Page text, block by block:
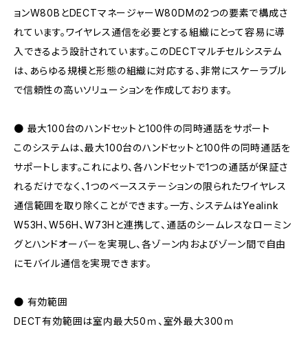
ョンW80BとDECTマネージャーW80DMの2つの要素で構成さ
れています。ワイヤレス通信を必要とする組織にとって容易に導
入できるよう設計されています。このDECTマルチセルシステム
は、あらゆる規模と形態の組織に対応する、非常にスケーラブル
で信頼性の高いソリューションを作成しております。
● 最大100台のハンドセットと100件の同時通話をサポート
このシステムは、最大100台のハンドセットと100件の同時通話を
サポートします。これにより、各ハンドセットで1つの通話が保証さ
れるだけでなく、1つのベースステーションの限られたワイヤレス
通信範囲を取り除くことができます。一方、システムはYealink
W53H、W56H、W73Hと連携して、通話のシームレスなローミン
グとハンドオーバーを実現し、各ゾーン内およびゾーン間で自由
にモバイル通信を実現できます。
● 有効範囲
DECT有効範囲は室内最大50ｍ、室外最大300ｍ